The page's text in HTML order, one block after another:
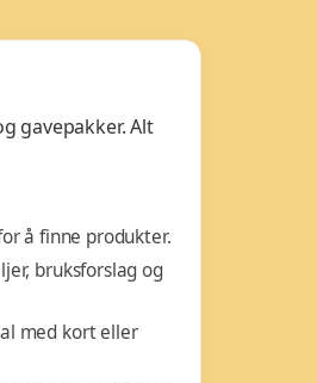
gavepakker. Alt
å finne produkter.
bruksforslag og
med kort eller